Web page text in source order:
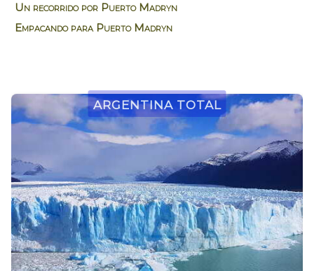
Un recorrido por Puerto Madryn
Empacando para Puerto Madryn
Argentina Total